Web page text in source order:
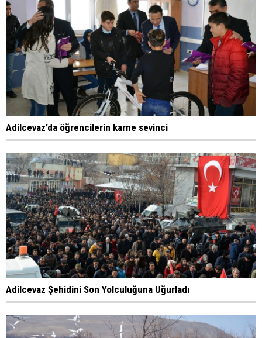
Adilcevaz’da öğrencilerin karne sevinci
Adilcevaz Şehidini Son Yolculuğuna Uğurladı